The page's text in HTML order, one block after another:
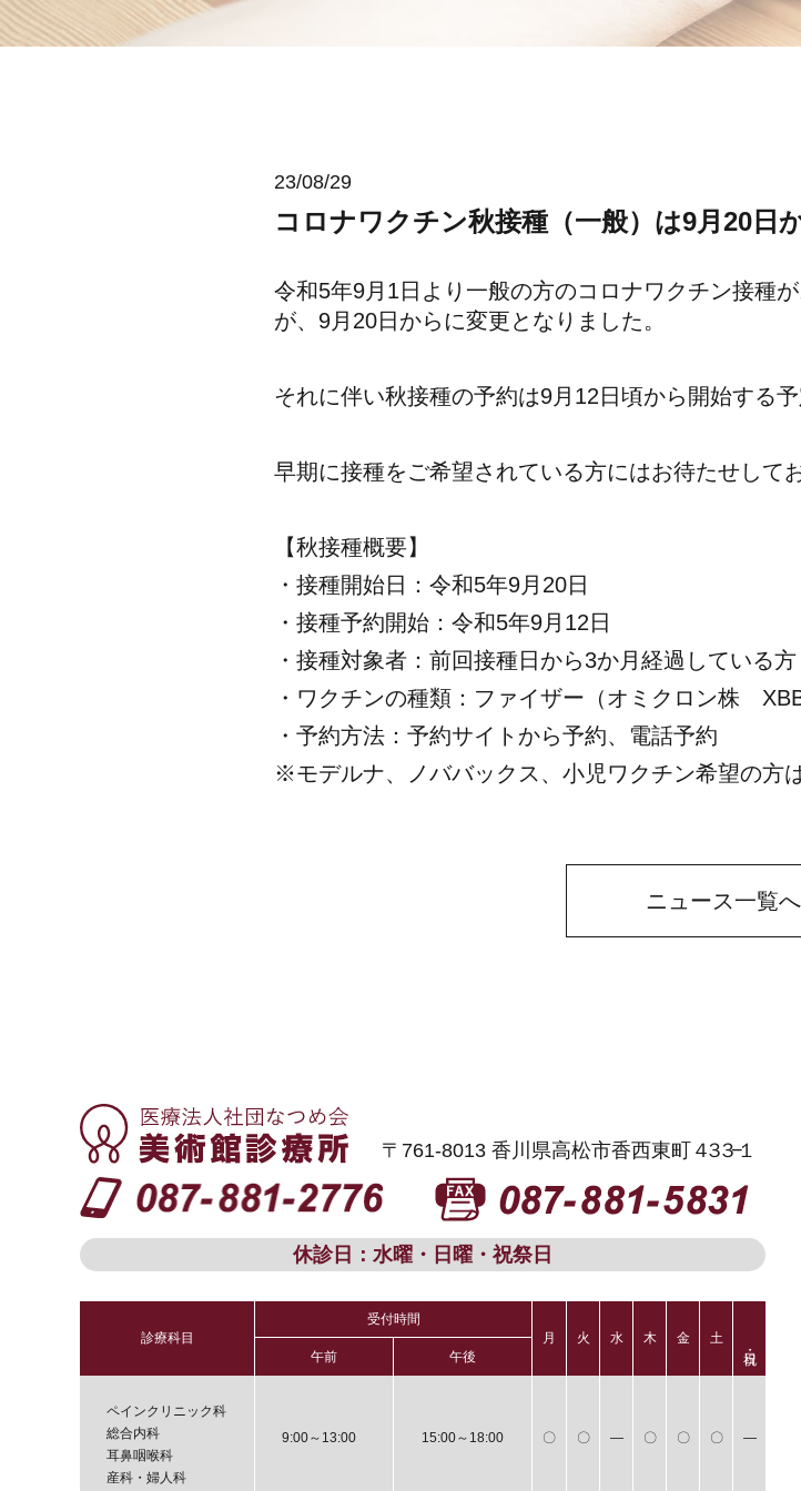
23/08/29
コロナワクチン秋接種（一般）は9月20日
令和5年9月1日より一般の方のコロナワクチン接種
が、9月20日からに変更となりました。
それに伴い秋接種の予約は9月12日頃から開始する予
早期に接種をご希望されている方にはお待たせして
【秋接種概要】
・接種開始日：令和5年9月20日
・接種予約開始：令和5年9月12日
・接種対象者：前回接種日から3か月経過している方
・ワクチンの種類：ファイザー（オミクロン株
・予約方法：予約サイトから予約、電話予約
※モデルナ、ノババックス、小児ワクチン希望の方
ニュース一覧
〒761-8013 香川県高松市香西東町 ４３３−１
休診日：水曜・日曜・祝祭日
診療科目
受付時間
月
火 水 木 金
土
午前
午後
ペインクリニック科
総合内科
耳鼻咽喉科
産科・婦人科
9:00～13:00 15:00～18:00 〇 〇 ― 〇 〇 〇 ―